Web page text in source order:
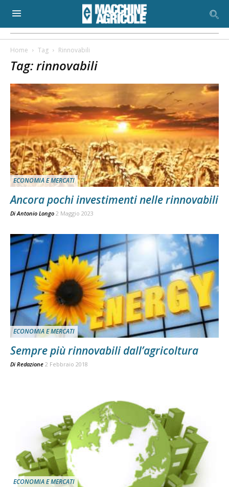
Home Tag Rinnovabili
Tag: rinnovabili
ECONOMIA E MERCATI
Ancora pochi investimenti nelle rinnovabili
DiAntonio Longo 2 Maggio 2023
ECONOMIA E MERCATI
Sempre più rinnovabili dall’agricoltura
Di Redazione 2 Febbraio 2018
ECONOMIA E MERCATI